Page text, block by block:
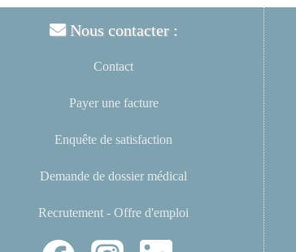
Nous contacter :
Contact
Payer une facture
Enquête de satisfaction
Demande de dossier médical
Recrutement - Offre d'emploi